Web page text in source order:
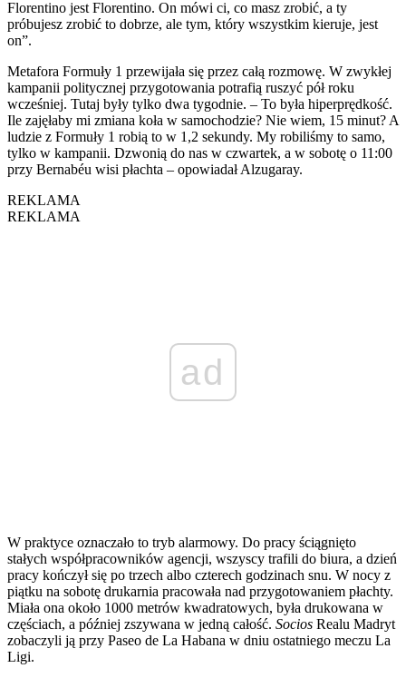
Florentino jest Florentino. On mówi ci, co masz zrobić, a ty
próbujesz zrobić to dobrze, ale tym, który wszystkim kieruje, jest
on”.
Metafora Formuły 1 przewijała się przez całą rozmowę. W zwykłej
kampanii politycznej przygotowania potrafią ruszyć pół roku
wcześniej. Tutaj były tylko dwa tygodnie. – To była hiperprędkość.
Ile zajęłaby mi zmiana koła w samochodzie? Nie wiem, 15 minut? A
ludzie z Formuły 1 robią to w 1,2 sekundy. My robiliśmy to samo,
tylko w kampanii. Dzwonią do nas w czwartek, a w sobotę o 11:00
przy Bernabéu wisi płachta – opowiadał Alzugaray.
REKLAMA
REKLAMA
ad
W praktyce oznaczało to tryb alarmowy. Do pracy ściągnięto
stałych współpracowników agencji, wszyscy trafili do biura, a dzień
pracy kończył się po trzech albo czterech godzinach snu. W nocy z
piątku na sobotę drukarnia pracowała nad przygotowaniem płachty.
Miała ona około 1000 metrów kwadratowych, była drukowana w
częściach, a później zszywana w jedną całość. Socios Realu Madryt
zobaczyli ją przy Paseo de La Habana w dniu ostatniego meczu La
Ligi.